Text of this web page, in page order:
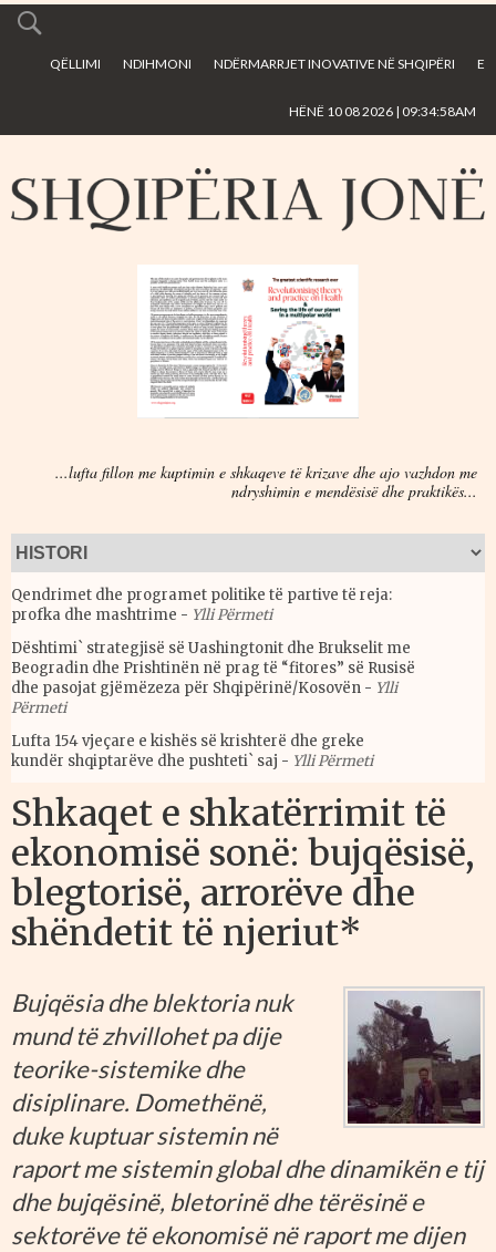
main
QËLLIMI NDIHMONI NDËRMARRJET INOVATIVE NË SHQIPËRI E
HËNË 10 08 2026 | 09:34:58AM
...lufta fillon me kuptimin e shkaqeve të krizave dhe ajo vazhdon me
ndryshimin e mendësisë dhe praktikës...
Qendrimet dhe programet politike të partive të reja:
profka dhe mashtrime - Ylli Përmeti
Dështimi` strategjisë së Uashingtonit dhe Brukselit me
Beogradin dhe Prishtinën në prag të “fitores” së Rusisë
dhe pasojat gjëmëzeza për Shqipërinë/Kosovën - Ylli
Përmeti
Lufta 154 vjeçare e kishës së krishterë dhe greke
kundër shqiptarëve dhe pushteti` saj - Ylli Përmeti
Shkaqet e shkatërrimit të
ekonomisë sonë: bujqësisë,
blegtorisë, arrorëve dhe
shëndetit të njeriut*
Bujqësia dhe blektoria nuk
mund të zhvillohet pa dije
teorike-sistemike dhe
disiplinare. Domethënë,
duke kuptuar sistemin në
raport me sistemin global dhe dinamikën e tij
dhe bujqësinë, bletorinë dhe tërësinë e
sektorëve të ekonomisë në raport me dijen